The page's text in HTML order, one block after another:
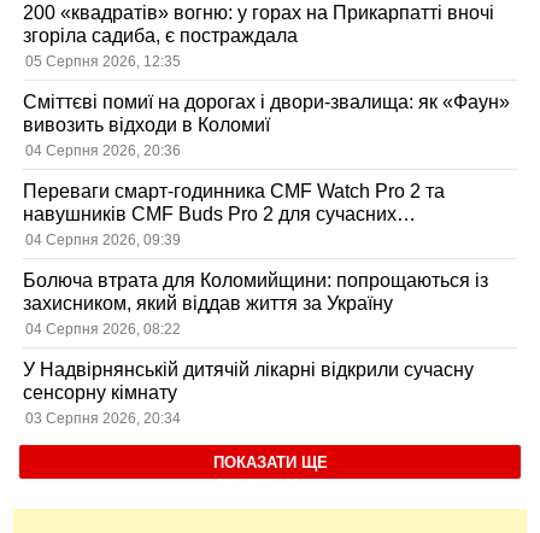
200 «квадратів» вогню: у горах на Прикарпатті вночі
згоріла садиба, є постраждала
05 Серпня 2026, 12:35
Сміттєві помиї на дорогах і двори-звалища: як «Фаун»
вивозить відходи в Коломиї
04 Серпня 2026, 20:36
Переваги смарт-годинника CMF Watch Pro 2 та
навушників CMF Buds Pro 2 для сучасних
користувачів
04 Серпня 2026, 09:39
Болюча втрата для Коломийщини: попрощаються із
захисником, який віддав життя за Україну
04 Серпня 2026, 08:22
У Надвірнянській дитячій лікарні відкрили сучасну
сенсорну кімнату
03 Серпня 2026, 20:34
ПОКАЗАТИ ЩЕ